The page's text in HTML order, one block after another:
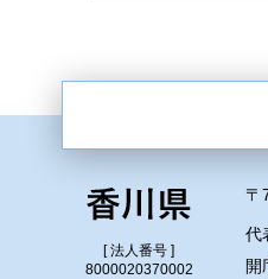
[ 法人番号 ]
8000020370002
〒
代
開